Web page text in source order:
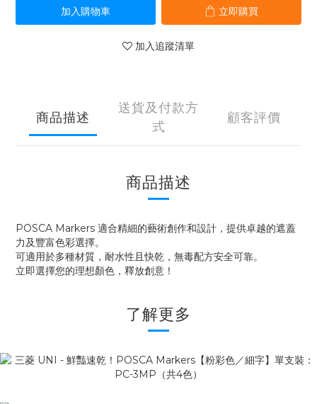
加入購物車 立即購買
加入追蹤清單
商品描述
送貨及付款方
式
顧客評價
商品描述
POSCA Markers 適合精細的藝術創作和設計，提供卓越的遮蓋
力及豐富色彩選擇。
可適用於多種材質，耐水性且快乾，無毒配方安全可靠。
立即選擇您的理想顏色，釋放創意！
了解更多